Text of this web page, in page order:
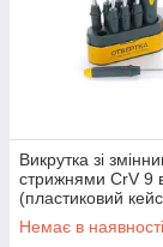
Викрутка зі
стрижнями CrV 9
(пластиковий
Немає в наявності